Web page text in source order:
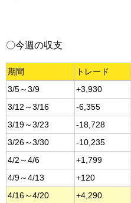
〇今週の収支
期間 トレード
3/5～3/9
+3,930
3/12～3/16
-6,355
3/19～3/23
-18,728
3/26～3/30
-10,235
4/2～4/6
+1,799
4/9～4/13
+120
4/16～4/20
+4,290